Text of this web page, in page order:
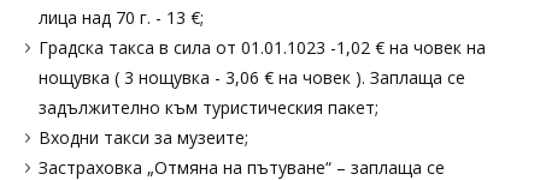
лица над 70 г. - 13 €;
Градска такса в сила от 01.01.1023 -1,02 € на човек на
нощувка ( 3 нощувка - 3,06 € на човек ). Заплаща се
задължително към туристическия пакет;
Входни такси за музеите;
Застраховка „Отмяна на пътуване“ – заплаща се